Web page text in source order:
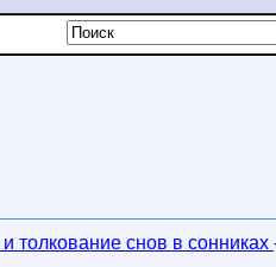
толкование снов в сонниках